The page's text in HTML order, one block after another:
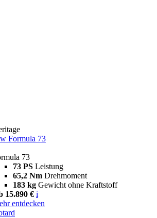
Formula 73
73
73 PS Leistung
65,2 Nm Drehmoment
183 kg Gewicht ohne Kraftstoff
15.890 € i
entdecken